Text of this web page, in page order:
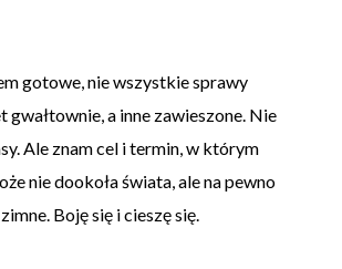
gotowe, nie wszystkie sprawy
a inne zawieszone. Nie
Ale znam cel i termin, w którym
nie dookoła świata, ale na pewno
Boję się i cieszę się.